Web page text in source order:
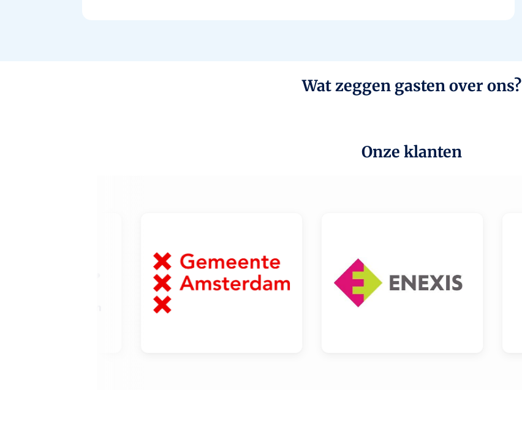
Wat zeggen gasten over ons?
Onze klanten